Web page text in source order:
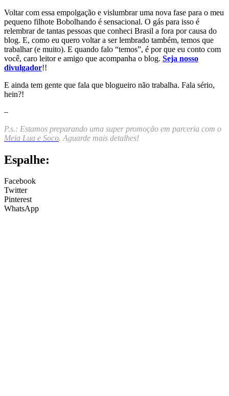
Voltar com essa empolgação e vislumbrar uma nova fase para o meu
pequeno filhote Bobolhando é sensacional. O gás para isso é
relembrar de tantas pessoas que conheci Brasil a fora por causa do
blog. E, como eu quero voltar a ser lembrado também, temos que
trabalhar (e muito). E quando falo “temos”, é por que eu conto com
você, caro leitor e amigo que acompanha o blog. Seja nosso
divulgador!!
E ainda tem gente que fala que blogueiro não trabalha. Fala sério,
hein?!
–
P.s.: Estamos preparando uma super promoção em parceria com o
Meia Lua e Soco. Aguarde mais detalhes!
Espalhe:
Facebook
Twitter
Pinterest
WhatsApp